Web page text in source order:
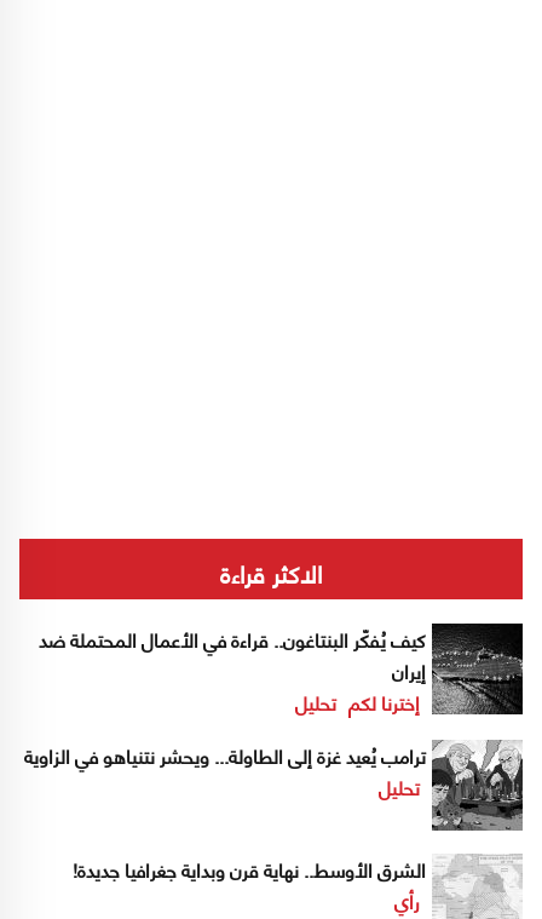
الاكثر قراءة
كيف يُفكّر البنتاغون.. قراءة في الأعمال المحتملة ضد
إيران
إخترنا لكم تحليل
ترامب يُعيد غزة إلى الطاولة... ويحشر نتنياهو في الزاوية
تحليل
الشرق الأوسط.. نهاية قرن وبداية جغرافيا جديدة!
رأي